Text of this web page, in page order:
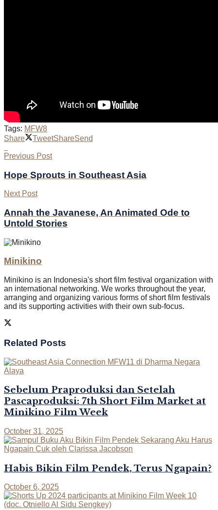
Tags: MFW8
Share
TweetShareSend
Previous Post
Hope Sprouts in Southeast Asia
Next Post
Annah the Javanese, An Animated Ode to
Untold Stories
Minikino
Minikino is an Indonesia's short film festival organization with
an international networking. We works throughout the year,
arranging and organizing various forms of short film festivals
and its supporting activities with their own sub-focus.
Related Posts
Sebelum Praproduksi dan Setelah
Pascaproduksi: 7th Short Film Market at
Minikino Film Week
October 31, 2025
Habis Bikin Film Pendek, Terus Ngapain?
October 6, 2025